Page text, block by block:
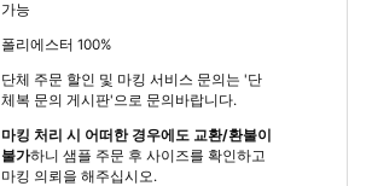
가능
폴리에스터 100%
단체 주문 할인 및 마킹 서비스 문의는 '단
체복 문의 게시판'으로 문의바랍니다.
마킹 처리 시 어떠한 경우에도 교환/환불이
불가하니 샘플 주문 후 사이즈를 확인하고
마킹 의뢰을 해주십시오.